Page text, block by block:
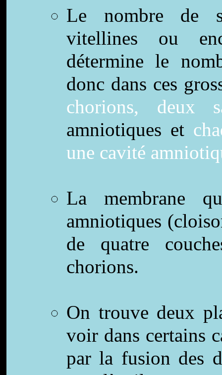
Le nombre de
vitellines ou
détermine le
donc dans ces
chorions, deux
amniotiques et
une cavité
La membrane
amniotiques
de quatre
chorions.
On trouve deux
voir dans certains
par la fusion des